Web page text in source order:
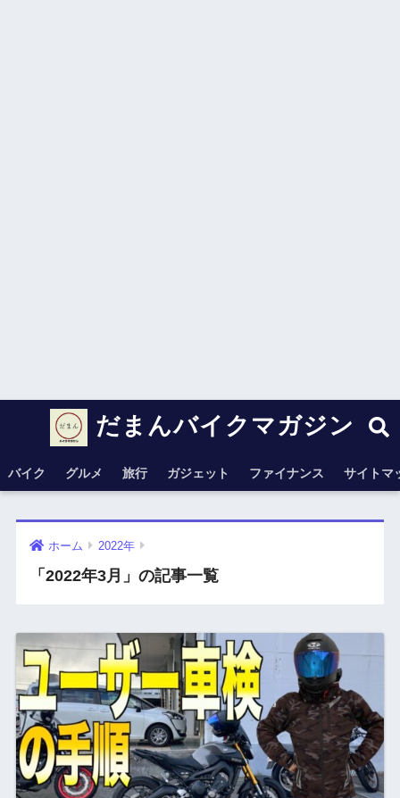
だまんバイクマガジン
バイク グルメ 旅行 ガジェット ファイナンス サイトマ
ホーム 2022年
「2022年3月」の記事一覧